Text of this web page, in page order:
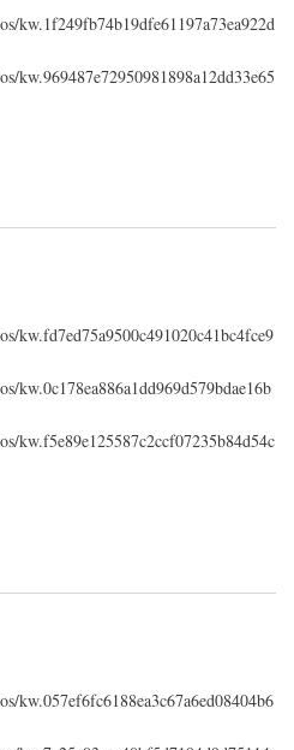
kw.1f249fb74b19dfe61197a73ea922d
kw.969487e72950981898a12dd33e65
kw.fd7ed75a9500c491020c41bc4fce9
kw.0c178ea886a1dd969d579bdae16b
kw.f5e89e125587c2ccf07235b84d54c
kw.057ef6fc6188ea3c67a6ed08404b6